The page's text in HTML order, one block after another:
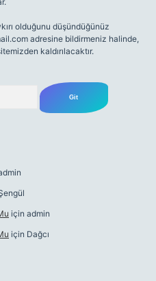
olduğunu düşündüğünüz
adresine bildirmeniz halinde,
kaldırılacaktır.
için admin
için Dağcı